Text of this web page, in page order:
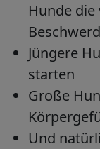
Hunde
Jüngere
starten
Große
Und